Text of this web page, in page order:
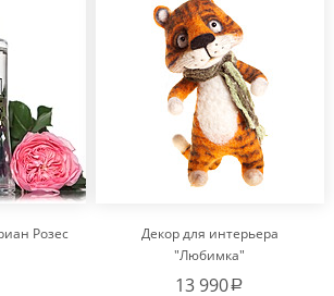
Розес
Декор для интерьера
"Любимка"
13 990a